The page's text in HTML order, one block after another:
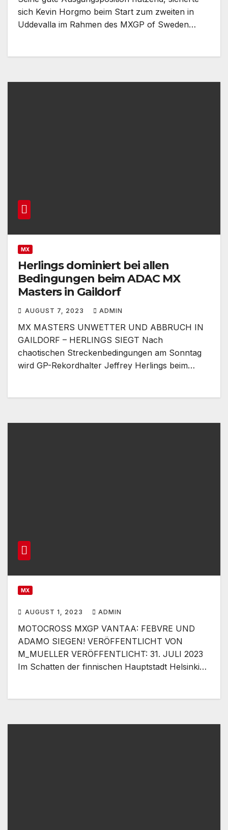
sich Kevin Horgmo beim Start zum zweiten in
Uddevalla im Rahmen des MXGP of Sweden…
MX
Herlings dominiert bei allen
Bedingungen beim ADAC MX
Masters in Gaildorf
AUGUST 7, 2023 ADMIN
MX MASTERS UNWETTER UND ABBRUCH IN
GAILDORF – HERLINGS SIEGT Nach
chaotischen Streckenbedingungen am Sonntag
wird GP-Rekordhalter Jeffrey Herlings beim…
MX
AUGUST 1, 2023 ADMIN
MOTOCROSS MXGP VANTAA: FEBVRE UND
ADAMO SIEGEN! VERÖFFENTLICHT VON
M_MUELLER VERÖFFENTLICHT: 31. JULI 2023
Im Schatten der finnischen Hauptstadt Helsinki…